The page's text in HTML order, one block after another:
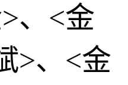
、<金
>、<金